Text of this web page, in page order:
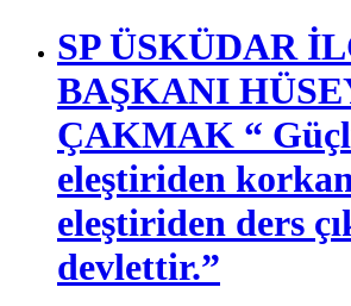
SP ÜSKÜDAR
BAŞKANI
ÇAKMAK “
eleştiriden
eleştiriden ders
devlettir.”